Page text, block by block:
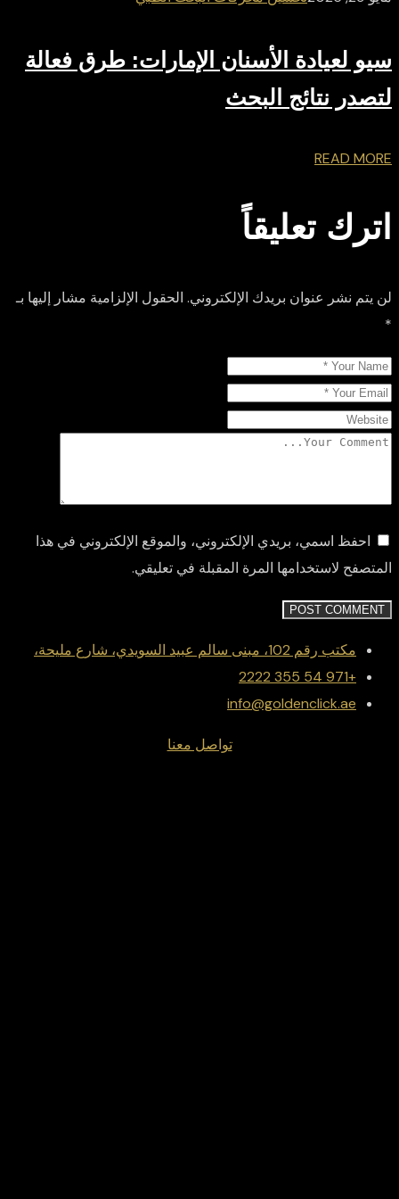
سيو لعيادة الأسنان الإمارات: طرق فعالة
لتصدر نتائج البحث
READ MORE
اترك تعليقاً
لن يتم نشر عنوان بريدك الإلكتروني. الحقول الإلزامية مشار إليها بـ
*
احفظ اسمي، بريدي الإلكتروني، والموقع الإلكتروني في هذا
المتصفح لاستخدامها المرة المقبلة في تعليقي.
POST COMMENT
مكتب رقم 102، مبنى سالم عبيد السويدي، شارع مليحة،
+971 54 355 2222
info@goldenclick.ae
تواصل معنا